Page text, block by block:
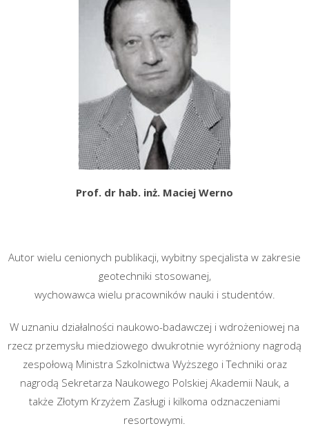
Prof. dr hab. inż. Maciej Werno
Autor wielu cenionych publikacji, wybitny specjalista w zakresie
geotechniki stosowanej,
wychowawca wielu pracowników nauki i studentów.
W uznaniu działalności naukowo-badawczej i wdrożeniowej na
rzecz przemysłu miedziowego dwukrotnie wyróżniony nagrodą
zespołową Ministra Szkolnictwa Wyższego i Techniki oraz
nagrodą Sekretarza Naukowego Polskiej Akademii Nauk, a
także Złotym Krzyżem Zasługi i kilkoma odznaczeniami
resortowymi.